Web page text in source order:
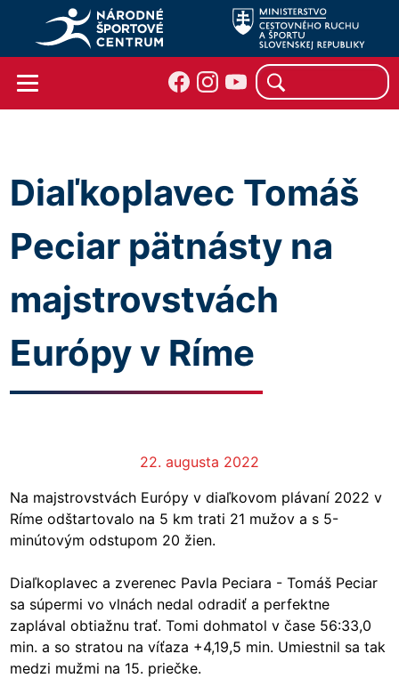
Diaľkoplavec Tomáš
Peciar pätnásty na
majstrovstvách
Európy v Ríme
22. augusta 2022
Na majstrovstvách Európy v diaľkovom plávaní 2022 v
Ríme odštartovalo na 5 km trati 21 mužov a s 5-
minútovým odstupom 20 žien.
Diaľkoplavec a zverenec Pavla Peciara - Tomáš Peciar
sa súpermi vo vlnách nedal odradiť a perfektne
zaplával obtiažnu trať. Tomi dohmatol v čase 56:33,0
min. a so stratou na víťaza +4,19,5 min. Umiestnil sa tak
medzi mužmi na 15. priečke.